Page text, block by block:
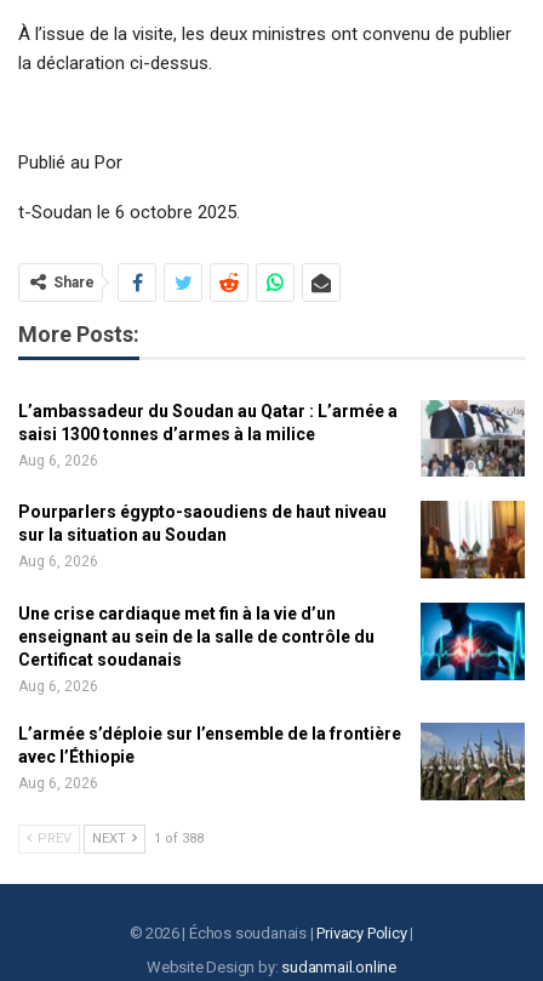
À l’issue de la visite, les deux ministres ont convenu de publier
la déclaration ci-dessus.
Publié au Por
t-Soudan le 6 octobre 2025.
Share
More Posts:
L’ambassadeur du Soudan au Qatar : L’armée a
saisi 1300 tonnes d’armes à la milice
Aug 6, 2026
Pourparlers égypto-saoudiens de haut niveau
sur la situation au Soudan
Aug 6, 2026
Une crise cardiaque met fin à la vie d’un
enseignant au sein de la salle de contrôle du
Certificat soudanais
Aug 6, 2026
L’armée s’déploie sur l’ensemble de la frontière
avec l’Éthiopie
Aug 6, 2026
PREV NEXT 1 of 388
© 2026 | Échos soudanais |Privacy Policy|
Website Design by: sudanmail.online